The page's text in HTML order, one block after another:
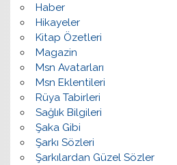
Haber
Hikayeler
Kitap Özetleri
Magazin
Msn Avatarları
Msn Eklentileri
Rüya Tabirleri
Sağlık Bilgileri
Şaka Gibi
Şarkı Sözleri
Şarkılardan Güzel Sözler